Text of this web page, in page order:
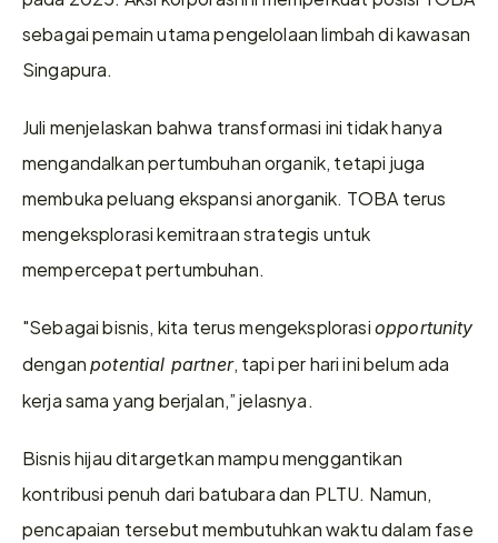
sebagai pemain utama pengelolaan limbah di kawasan
Singapura.
Juli menjelaskan bahwa transformasi ini tidak hanya
mengandalkan pertumbuhan organik, tetapi juga
membuka peluang ekspansi anorganik. TOBA terus
mengeksplorasi kemitraan strategis untuk
mempercepat pertumbuhan.
"Sebagai bisnis, kita terus mengeksplorasi opportunity
dengan potential partner, tapi per hari ini belum ada
kerja sama yang berjalan,” jelasnya.
Bisnis hijau ditargetkan mampu menggantikan
kontribusi penuh dari batubara dan PLTU. Namun,
pencapaian tersebut membutuhkan waktu dalam fase